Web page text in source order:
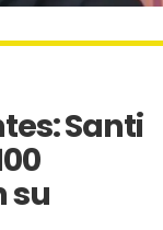
Santi
su